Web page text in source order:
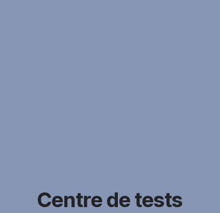
Centre de tests